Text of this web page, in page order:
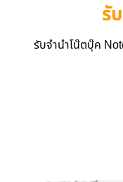
รั
รับจำนำโน๊ตบุ๊ค